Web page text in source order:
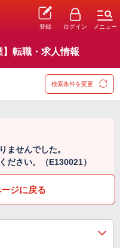
登録 ログイン メニュー
】転職・求人情報
検索条件を変更
ませんでした。
ださい。（E130021）
ジに戻る